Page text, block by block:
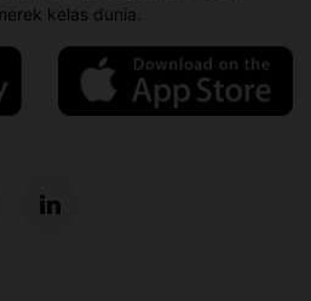
kelas dunia.